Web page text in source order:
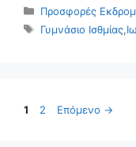
Κατηγορίες
Προσφορές
Ετικέτες
Γυμνάσιο Ισθμίας,
Σελίδα
1 Σελίδα
2 Επόμενο →